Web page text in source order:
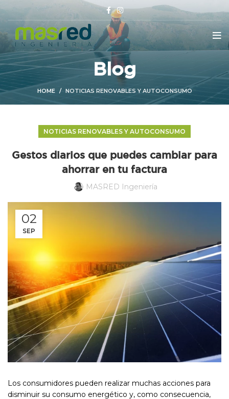
Blog
HOME NOTICIAS RENOVABLES Y AUTOCONSUMO
NOTICIAS RENOVABLES Y AUTOCONSUMO
Gestos diarios que puedes cambiar para
ahorrar en tu factura
MASRED Ingeniería
02
SEP
Los consumidores pueden realizar muchas acciones para
disminuir su consumo energético y, como consecuencia,